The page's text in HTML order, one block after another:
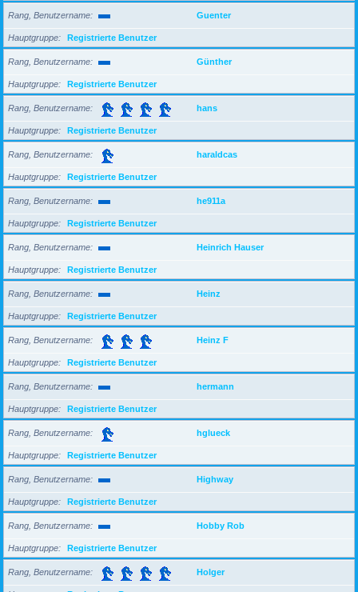
Rang, Benutzername Guenter
Hauptgruppe Registrierte Benutzer
Rang, Benutzername Günther
Hauptgruppe Registrierte Benutzer
Rang, Benutzername hans
Hauptgruppe Registrierte Benutzer
Rang, Benutzername haraldcas
Hauptgruppe Registrierte Benutzer
Rang, Benutzername he911a
Hauptgruppe Registrierte Benutzer
Rang, Benutzername Heinrich Hauser
Hauptgruppe Registrierte Benutzer
Rang, Benutzername Heinz
Hauptgruppe Registrierte Benutzer
Rang, Benutzername Heinz F
Hauptgruppe Registrierte Benutzer
Rang, Benutzername hermann
Hauptgruppe Registrierte Benutzer
Rang, Benutzername hglueck
Hauptgruppe Registrierte Benutzer
Rang, Benutzername Highway
Hauptgruppe Registrierte Benutzer
Rang, Benutzername Hobby Rob
Hauptgruppe Registrierte Benutzer
Rang, Benutzername Holger